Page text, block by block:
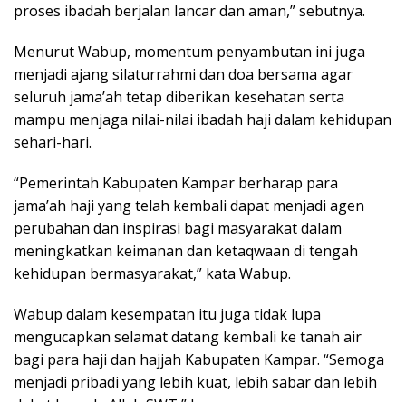
proses ibadah berjalan lancar dan aman,” sebutnya.
Menurut Wabup, momentum penyambutan ini juga
menjadi ajang silaturrahmi dan doa bersama agar
seluruh jama’ah tetap diberikan kesehatan serta
mampu menjaga nilai-nilai ibadah haji dalam kehidupan
sehari-hari.
“Pemerintah Kabupaten Kampar berharap para
jama’ah haji yang telah kembali dapat menjadi agen
perubahan dan inspirasi bagi masyarakat dalam
meningkatkan keimanan dan ketaqwaan di tengah
kehidupan bermasyarakat,” kata Wabup.
Wabup dalam kesempatan itu juga tidak lupa
mengucapkan selamat datang kembali ke tanah air
bagi para haji dan hajjah Kabupaten Kampar. “Semoga
menjadi pribadi yang lebih kuat, lebih sabar dan lebih